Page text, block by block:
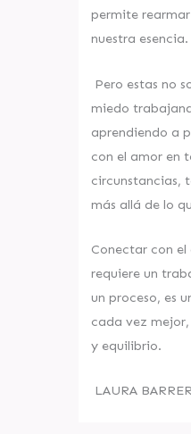
permite
nuestra esencia.
Pero estas no
miedo
aprendiendo a
con el amor en
circunstancias,
más allá de lo
Conectar con
requiere un
un proceso, es
cada vez
y equilibrio.
LAURA